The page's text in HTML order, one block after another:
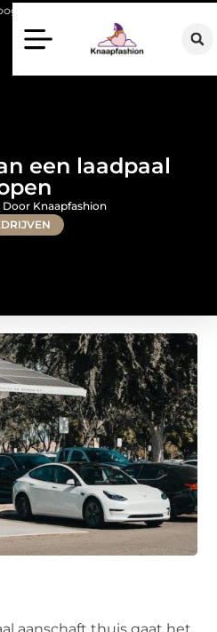
resultaten
een laadpaal
Door Knaapfashion